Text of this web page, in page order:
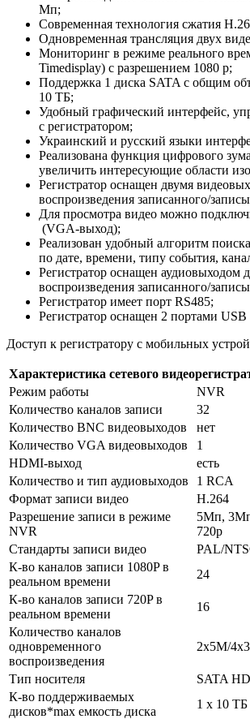
Мп;
Современная технология сжатия
Одновременная трансляция двух
Мониторинг в режиме реального
Timedisplay) с разрешением 1080 p;
Поддержка 1 диска SATA с общим
10 ТБ;
Удобный графический интерфейс,
с регистратором;
Украинский и русский языки
Реализована функция цифрового
увеличить интересующие области
Регистратор оснащен двумя
воспроизведения записанного/
Для просмотра видео можно
(VGA-выход);
Реализован удобный алгоритм
по дате, времени, типу события,
Регистратор оснащен аудиовыходом
воспроизведения записанного/
Регистратор имеет порт RS485;
Регистратор оснащен 2 портами USB
Доступ к регистратору с мобильных
Характеристика сетевого
Режим работы
NVR
Количество каналов записи
32
Количество BNC видеовыходов
нет
Количество VGA видеовыходов
1
HDMI-выход
есть
Количество и тип аудиовыходов
1 RCA
Формат записи видео
H.264
Разрешение записи в режиме
NVR
5Мп,
720р
Стандарты записи видео
PAL/
К-во каналов записи 1080P в
реальном времени
24
К-во каналов записи 720P в
реальном времени
16
Количество каналов
одновременного
воспроизведения
2х5M/
Тип носителя
SATA
К-во поддерживаемых
дисков*max емкость диска
1 х 10 ТБ